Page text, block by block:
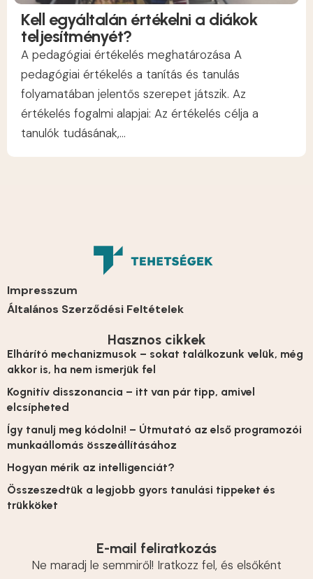
Kell egyáltalán értékelni a diákok
teljesítményét?
A pedagógiai értékelés meghatározása A
pedagógiai értékelés a tanítás és tanulás
folyamatában jelentős szerepet játszik. Az
értékelés fogalmi alapjai: Az értékelés célja a
tanulók tudásának,...
Impresszum
Általános Szerződési Feltételek
Hasznos cikkek
Elhárító mechanizmusok – sokat találkozunk velük, még
akkor is, ha nem ismerjük fel
Kognitív disszonancia – itt van pár tipp, amivel
elcsípheted
Így tanulj meg kódolni! – Útmutató az első programozói
munkaállomás összeállításához
Hogyan mérik az intelligenciát?
Összeszedtük a legjobb gyors tanulási tippeket és
trükköket
E-mail feliratkozás
Ne maradj le semmiről! Iratkozz fel, és elsőként